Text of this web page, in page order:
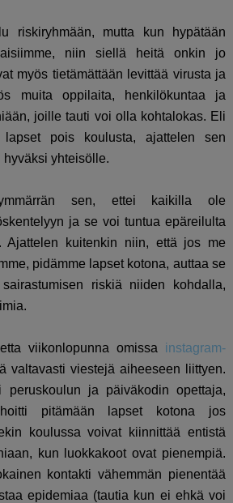
riskiryhmään, mutta kun hypätään
niin siellä heitä onkin jo
myös tietämättään levittää virusta ja
muita oppilaita, henkilökuntaa ja
joille tauti voi olla kohtalokas. Eli
pois koulusta, ajattelen sen
yhteisölle.
sen, ettei kaikilla ole
ja se voi tuntua epäreilulta
Ajattelen kuitenkin niin, että jos me
pidämme lapset kotona, auttaa se
riskiä niiden kohdalla,
viikonlopunna omissa instagram-
valtavasti viestejä aiheeseen liittyen.
peruskoulun ja päiväkodin opettaja,
pitämään lapset kotona jos
koulussa voivat kiinnittää entistä
kun luokkakoot ovat pienempiä.
kontakti vähemmän pienentää
epidemiaa (tautia kun ei ehkä voi